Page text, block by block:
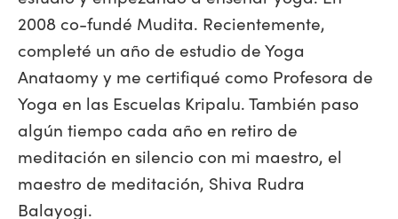
2008 co-fundé Mudita. Recientemente,
completé un año de estudio de Yoga
Anataomy y me certifiqué como Profesora de
Yoga en las Escuelas Kripalu. También paso
algún tiempo cada año en retiro de
meditación en silencio con mi maestro, el
maestro de meditación, Shiva Rudra
Balayogi.